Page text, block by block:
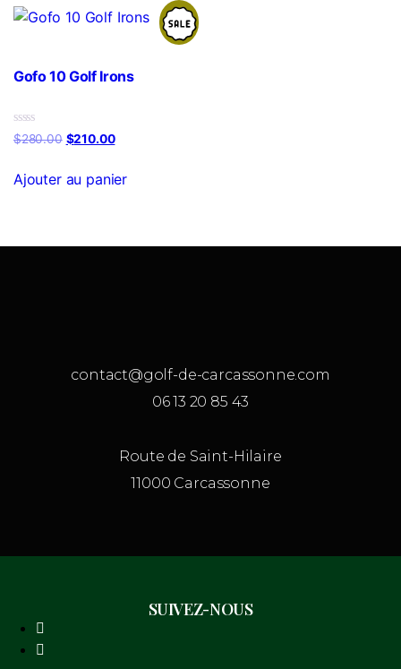
Gofo 10 Golf Irons
Note
0
$280.00 Le
initial
était :
$210.00Le
actuel
Ajouter au panier
contact@golf-de-carcassonne.com
06 13 20 85 43
Route de Saint-Hilaire
11000 Carcassonne
SUIVEZ-NOUS